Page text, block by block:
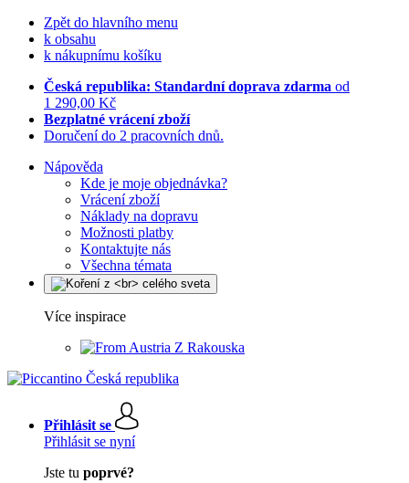
Zpět do hlavního menu
k obsahu
k nákupnímu košíku
Česká republika: Standardní doprava zdarma od
1 290,00 Kč
Bezplatné vrácení zboží
Doručení do 2 pracovních dnů.
Nápověda
Kde je moje objednávka?
Vrácení zboží
Náklady na dopravu
Možnosti platby
Kontaktujte nás
Všechna témata
Více inspirace
Z Rakouska
Přihlásit se
Přihlásit se nyní
Jste tu poprvé?